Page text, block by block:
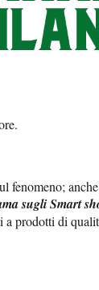
fenomeno;
sugli Smart
a prodotti di